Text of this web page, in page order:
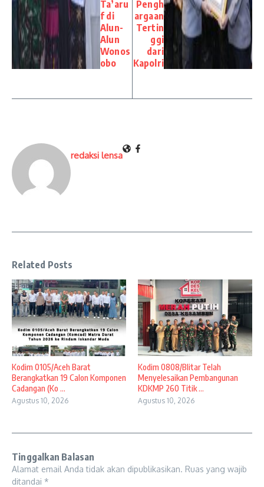
Ta’aru
f di
Alun-
Alun
Wonos
obo
Pengh
argaan
Tertin
ggi
dari
Kapolri
redaksi lensa
Related Posts
Kodim 0105/Aceh Barat
Berangkatkan 19 Calon Komponen
Cadangan (Ko ...
Agustus 10, 2026
Kodim 0808/Blitar Telah
Menyelesaikan Pembangunan
KDKMP 260 Titik ...
Agustus 10, 2026
Tinggalkan Balasan
Alamat email Anda tidak akan dipublikasikan. Ruas yang wajib
ditandai *